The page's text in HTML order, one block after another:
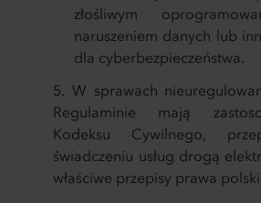
złośliwym
naruszeniem danych lub
dla cyberbezpieczeństwa.
W sprawach
Regulaminie mają
Kodeksu Cywilnego,
świadczeniu usług drogą
właściwe przepisy prawa